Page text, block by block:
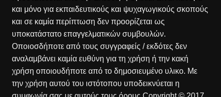
και μόνο για εκπαιδευτικούς και ψυχαγωγικούς σκοπούς
και σε καμία περίπτωση δεν προορίζεται ως
υποκατάστατο επαγγελματικών συμβουλών.
Οποιοσδήποτε από τους συγγραφείς / εκδότες δεν
αναλαμβάνει καμία ευθύνη για τη χρήση ή την κακή
χρήση οποιουδήποτε από το δημοσιευμένο υλικο. Με
την χρήση αυτού του ιστότοπου υποδεικνύεται η